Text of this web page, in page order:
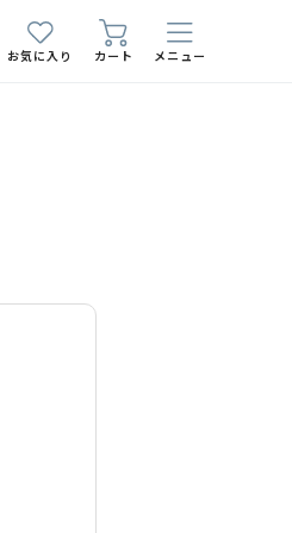
お気に入り カート メニュー